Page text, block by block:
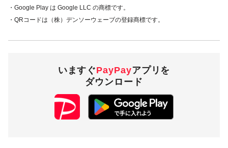
・Google Play は Google LLC の商標です。
・QRコードは（株）デンソーウェーブの登録商標です。
いますぐPayPayアプリを
ダウンロード